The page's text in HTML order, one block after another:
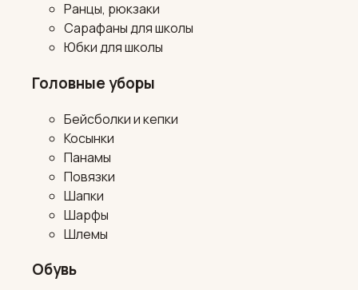
Ранцы, рюкзаки
Сарафаны для школы
Юбки для школы
Головные уборы
Бейсболки и кепки
Косынки
Панамы
Повязки
Шапки
Шарфы
Шлемы
Обувь